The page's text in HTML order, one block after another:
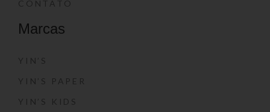
CONTATO
Marcas
YIN’S
YIN’S PAPER
YIN’S KIDS